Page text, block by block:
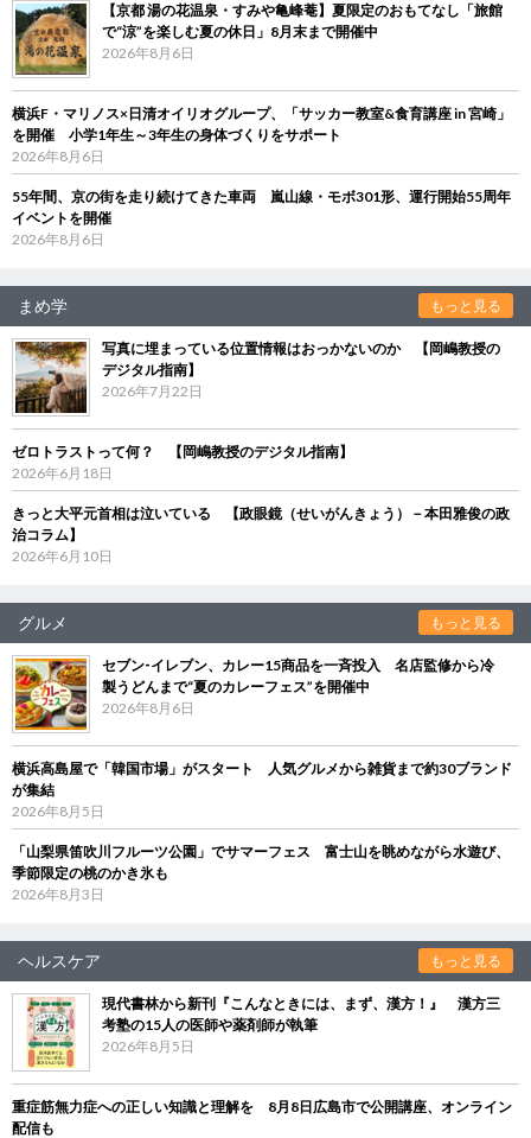
【京都 湯の花温泉・すみや亀峰菴】夏限定のおもてなし「旅館
で“涼”を楽しむ夏の休日」8月末まで開催中
2026年8月6日
横浜F・マリノス×日清オイリオグループ、「サッカー教室&食育講座 in 宮崎」
を開催 小学1年生～3年生の身体づくりをサポート
2026年8月6日
55年間、京の街を走り続けてきた車両 嵐山線・モボ301形、運行開始55周年
イベントを開催
2026年8月6日
まめ学 もっと見る
写真に埋まっている位置情報はおっかないのか 【岡嶋教授の
デジタル指南】
2026年7月22日
ゼロトラストって何？ 【岡嶋教授のデジタル指南】
2026年6月18日
きっと大平元首相は泣いている 【政眼鏡（せいがんきょう）－本田雅俊の政
治コラム】
2026年6月10日
グルメ もっと見る
セブン‐イレブン、カレー15商品を一斉投入 名店監修から冷
製うどんまで“夏のカレーフェス”を開催中
2026年8月6日
横浜高島屋で「韓国市場」がスタート 人気グルメから雑貨まで約30ブランド
が集結
2026年8月5日
「山梨県笛吹川フルーツ公園」でサマーフェス 富士山を眺めながら水遊び、
季節限定の桃のかき氷も
2026年8月3日
ヘルスケア もっと見る
現代書林から新刊『こんなときには、まず、漢方！』 漢方三
考塾の15人の医師や薬剤師が執筆
2026年8月5日
重症筋無力症への正しい知識と理解を 8月8日広島市で公開講座、オンライン
配信も